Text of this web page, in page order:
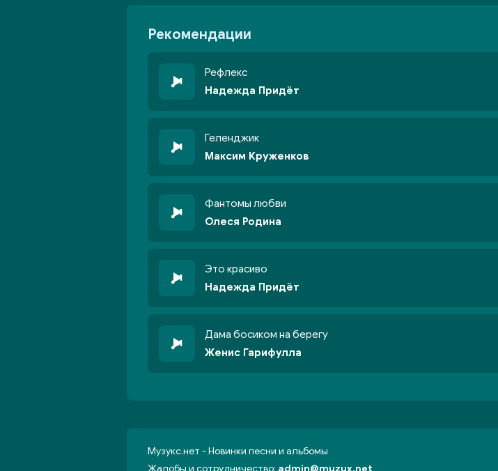
Рекомендации
Рефлекс
Надежда Придёт
Геленджик
Максим Круженков
Фантомы любви
Олеся Родина
Это красиво
Надежда Придёт
Дама босиком на берегу
Женис Гарифулла
Музукс.нет - Новинки песни и альбомы
Жалобы и сотрудничество: admin@muzux.net